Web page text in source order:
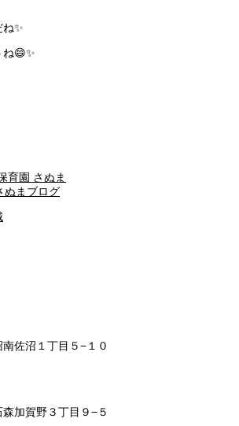
✨
😄✨
育園 さぬま
ぬまブログ
佐沼１丁目５−１０
加賀野３丁目９−５